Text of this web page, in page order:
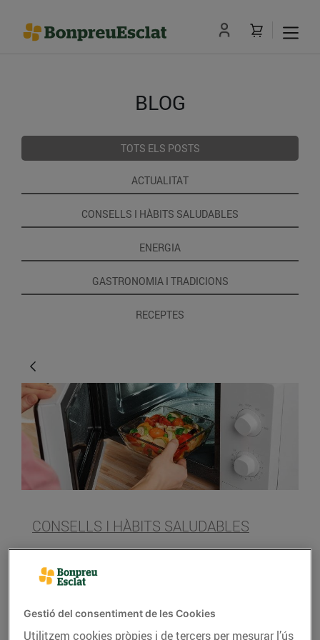
BLOG
TOTS ELS POSTS
ACTUALITAT
CONSELLS I HÀBITS SALUDABLES
ENERGIA
GASTRONOMIA I TRADICIONS
RECEPTES
CONSELLS I HÀBITS SALUDABLES
Cuinar al microones
08/de novembre/2019
El microones és un electrodomèstic pràcticament
Gestió del consentiment de les Cookies
Utilitzem cookies pròpies i de tercers per mesurar l’ús